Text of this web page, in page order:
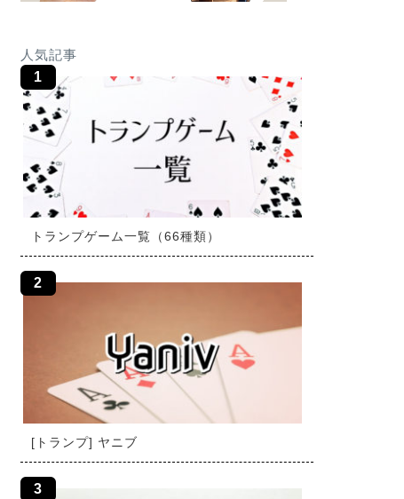
人気記事
トランプゲーム一覧（66種類）
[トランプ] ヤニブ